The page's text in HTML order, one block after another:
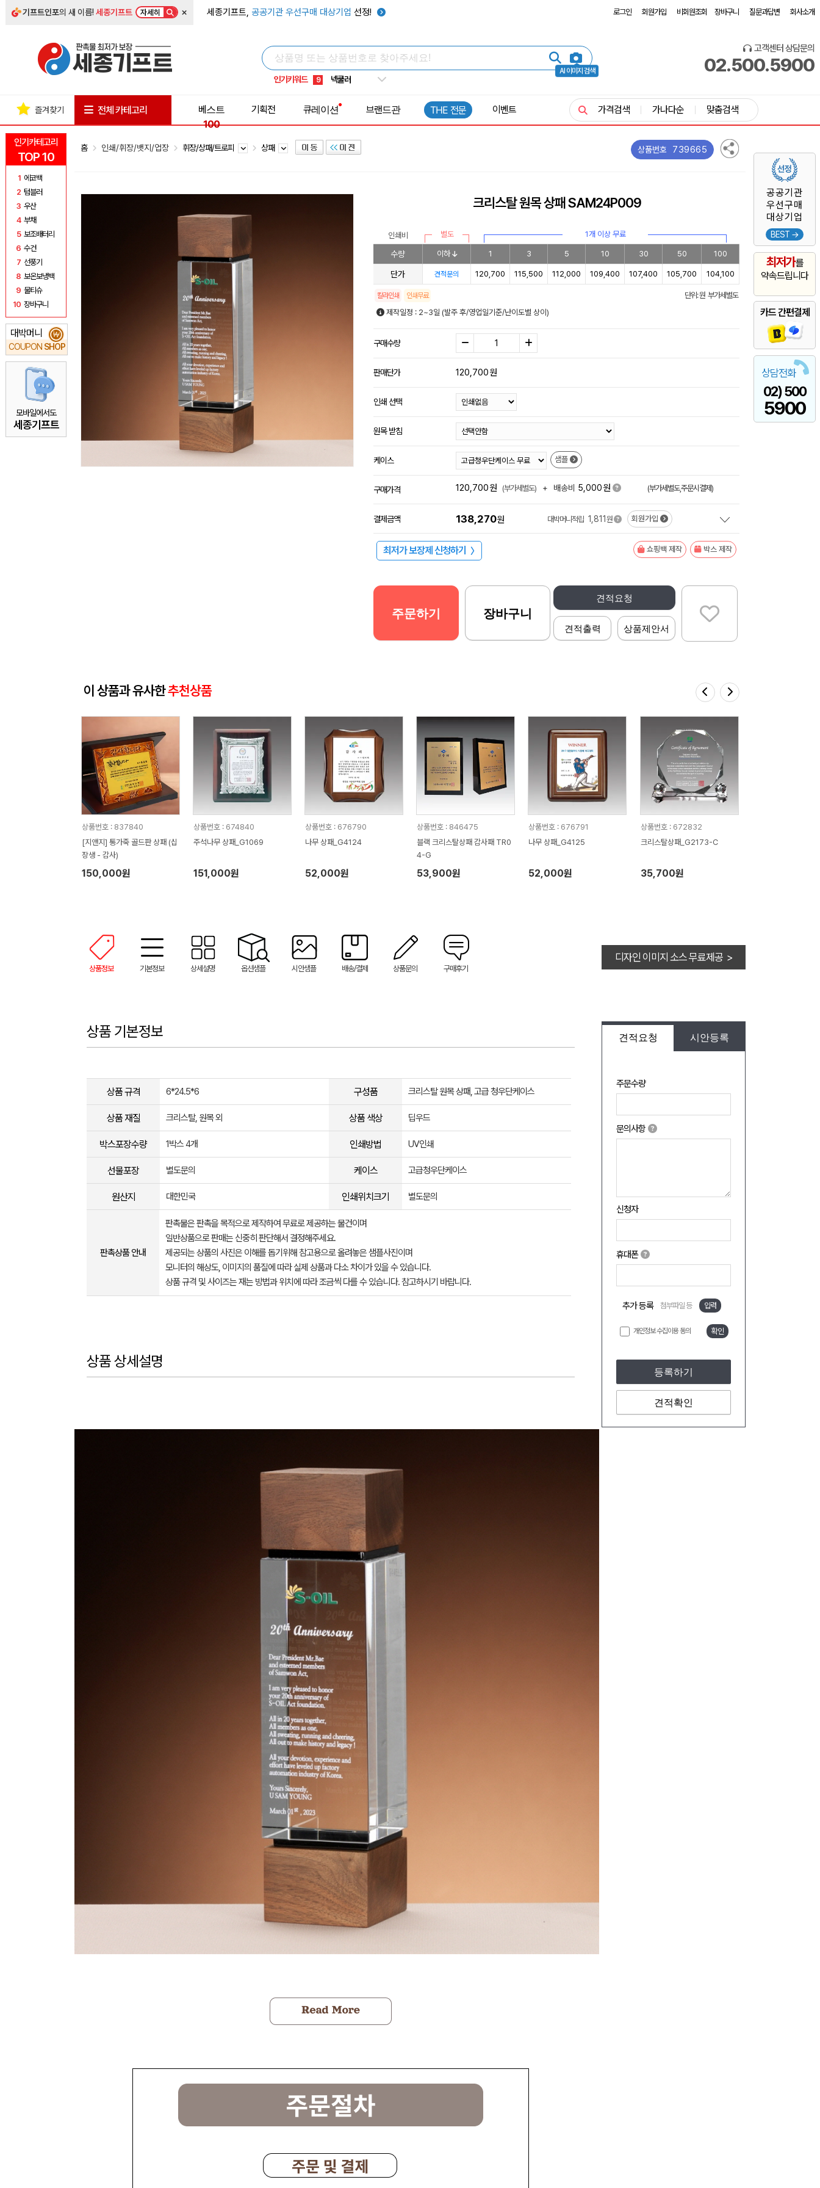
기프트인포의 새 이름!세종기프트 자세히 × 세종기프트, 공공기관 우선구매 대상기업 선정! 로그인 회원가입 비회원조회 장바구니 질문과답변 회사소개
AI 이미지 검색
인기키워드
5 키캡
8 쿨토시
9 넥쿨러
1 선풍기
고객센터 상담문의
02.500.5900
인기카테고리
TOP 10
1 에코백
2 텀블러
3 우산
4 부채
5 보조배터리
6 수건
7 선풍기
8 보온보냉백
9 물티슈
10 장바구니
대박머니
COUPON SHOP
₩
모바일에서도
세종기프트
공공기관
우선구매
대상기업
BEST →
최저가를
약속드립니다
카드 간편결제
상담전화
02) 500
5900
즐겨찾기 전체 카테고리
베스트
100
기획전 큐레이션 브랜드관 THE 전문 이벤트 가격검색 가나다순 맞춤검색
홈 인쇄/휘장/뱃지/업장 휘장/상패/트로피 상패 상품번호 739665
크리스탈 원목 상패 SAM24P009
인쇄비 별도 1개 이상 무료
수량 이하 1 3 5 10 30 50 100
단가 견적문의 120,700 115,500 112,000 109,400 107,400 105,700 104,100
칼라인쇄 인쇄무료
단위: 원 부가세별도
제작일정 : 2~3일 (발주 후/영업일기준/난이도별 상이)
구매수량
판매단가 120,700원
인쇄 선택
원목 받침
케이스 샘플
구매가격 120,700원 (부가세별도) + 배송비 5,000원 (부가세별도,주문시결제)
결제금액 138,270원 대박머니적립 1,811 원 회원가입
최저가 보장제 신청하기 〉 쇼핑백 제작 박스 제작
견적요청
견적출력 상품제안서
주문하기 장바구니
이 상품과 유사한추천상품
상품번호 : 837840
[지앤지] 통가죽 골드판 상패 (십
장생 - 감사)
150,000원
상품번호 : 674840
주석나무 상패_G1069
151,000원
상품번호 : 676790
나무 상패_G4124
52,000원
상품번호 : 846475
블랙 크리스탈상패 감사패 TR0
4-G
53,900원
상품번호 : 676791
나무 상패_G4125
52,000원
상품번호 : 672832
크리스탈상패_G2173-C
35,700원
상품정보 기본정보 상세설명 옵션샘플 시안샘플 배송/결제 상품문의 구매후기
디자인 이미지 소스 무료제공 >
견적요청 시안등록
주문수량
문의사항
신청자
휴대폰
추가 등록 첨부파일 등 입력
개인정보 수집이용 동의 확인
등록하기
견적확인
상품 기본정보
상품 규격 6*24.5*6 구성품 크리스탈 원목 상패, 고급 청우단케이스
상품 재질 크리스탈, 원목 외 상품 색상 딥우드
박스포장수량 1박스 4개 인쇄방법 UV인쇄
선물포장 별도문의 케이스 고급청우단케이스
원산지 대한민국 인쇄위치크기 별도문의
판촉상품 안내
판촉물은 판촉을 목적으로 제작하여 무료로 제공하는 물건이며
일반상품으로 판매는 신중히 판단해서 결정해주세요.
제공되는 상품의 사진은 이해를 돕기위해 참고용으로 올려놓은 샘플사진이며
모니터의 해상도, 이미지의 품질에 따라 실제 상품과 다소 차이가 있을 수 있습니다.
상품 규격 및 사이즈는 재는 방법과 위치에 따라 조금씩 다를 수 있습니다. 참고하시기 바랍니다.
상품 상세설명